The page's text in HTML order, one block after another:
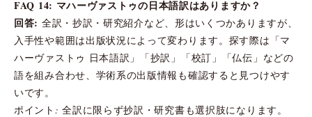
FAQ 14: マハーヴァストゥの日本語訳はありますか？
回答: 全訳・抄訳・研究紹介など、形はいくつかありますが、
入手性や範囲は出版状況によって変わります。探す際は「マ
ハーヴァストゥ 日本語訳」「抄訳」「校訂」「仏伝」などの
語を組み合わせ、学術系の出版情報も確認すると見つけやす
いです。
ポイント: 全訳に限らず抄訳・研究書も選択肢になります。